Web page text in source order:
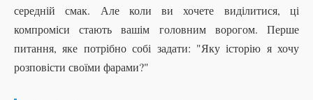
середній смак. Але коли ви хочете виділитися, ці
компроміси стають вашім головним ворогом. Перше
питання, яке потрібно собі задати: "Яку історію я хочу
розповісти своїми фарами?"